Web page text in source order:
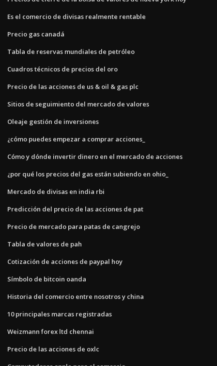
Es el comercio de divisas realmente rentable
Precio gas canadá
Tabla de reservas mundiales de petróleo
Cuadros técnicos de precios del oro
Precio de las acciones de us & oil & gas plc
Sitios de seguimiento del mercado de valores
Oleaje gestión de inversiones
¿cómo puedes empezar a comprar acciones_
Cómo y dónde invertir dinero en el mercado de acciones
¿por qué los precios del gas están subiendo en ohio_
Mercado de divisas en india rbi
Predicción del precio de las acciones de pat
Precio de mercado para patas de cangrejo
Tabla de valores de pah
Cotización de acciones de paypal hoy
Símbolo de bitcoin oanda
Historia del comercio entre nosotros y china
10 principales marcas registradas
Weizmann forex ltd chennai
Precio de las acciones de oxlc